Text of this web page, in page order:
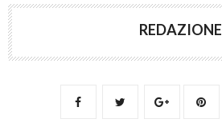
REDAZIONE